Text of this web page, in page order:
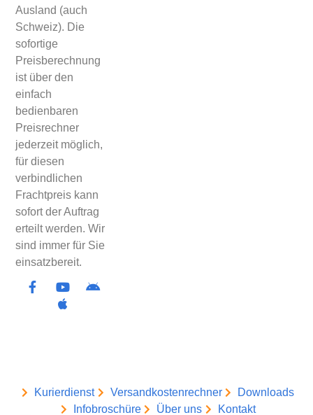
Ausland (auch
Schweiz). Die
sofortige
Preisberechnung
ist über den
einfach
bedienbaren
Preisrechner
jederzeit möglich,
für diesen
verbindlichen
Frachtpreis kann
sofort der Auftrag
erteilt werden. Wir
sind immer für Sie
einsatzbereit.
Kurierdienst Versandkostenrechner
Downloads
Infobroschüre
Über uns Kontakt